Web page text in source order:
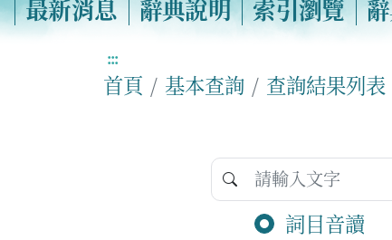
最新消息 辭典說明 索引瀏覽
:::
首頁 基本查詢 查詢結果列表
詞目音讀